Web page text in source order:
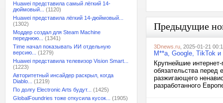
Huawei представила самый лёгкий 14-
дюймовый...
(1120)
Huawei представила лёгкий 14-дюймовый...
(1302)
Моддер создал для Steam Machine
переднюю...
(1341)
Time начал показывать ИИ отдельную
версию...
(1279)
Huawei представила телевизор Vision Smart...
(1223)
Авторитетный инсайдер раскрыл, когда
Diablo...
(1219)
По долгу Electronic Arts будут...
(1425)
GlobalFoundries тоже откусила кусок...
(1905)
Предыдущие
3Dnews.ru , 2025-01-21
M**a, Google, TikTok
Крупнейшие
обязательства перед
разжигающего
разработанного